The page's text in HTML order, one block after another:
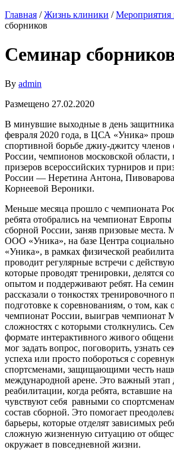
Главная /Жизнь клиники /Мероприятия
сборников
Семинар
By admin
Размещено 27.02.2020
В минувшие выходные в день защитника
февраля 2020 года, в ЦСА «Уника»
спортивной борьбе джиу-джитсу
России, чемпионов московской области,
призеров всероссийских турниров и
России — Неретина Антона,
Корнеевой Вероники.
Меньше месяца прошло с чемпионата
ребята отобрались на чемпионат
сборной России, заняв призовые места.
ООО «Уника», на базе Центра
«Уника», в рамках физической
проводит регулярные встречи с
которые проводят тренировки, делятся
опытом и поддерживают ребят. На
рассказали о тонкостях тренировочного
подготовке к соревнованиям, о том, как
чемпионат России, выиграв чемпионат
сложностях с которыми столкнулись.
формате интерактивного живого
мог задать вопрос, поговорить, узнать
успеха или просто побороться с
спортсменами, защищающими честь
международной арене. Это важный этап
реабилитации, когда ребята, вставшие
чувствуют себя равными со
состав сборной. Это помогает
барьеры, которые отделят зависимых
сложную жизненную ситуацию от
окружает в повседневной жизни.